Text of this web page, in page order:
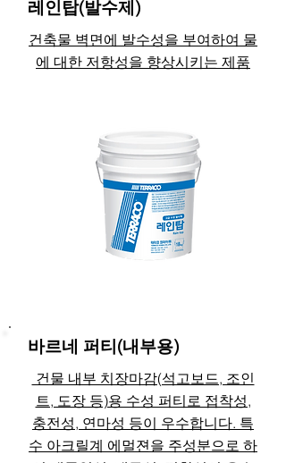
레인탑(발수제)
건축물 벽면에 발수성을 부여하여 물
에 대한 저항성을 향상시키는 제품
바르네 퍼티(내부용)
건물 내부 치장마감(석고보드, 조인
트, 도장 등)용 수성 퍼티로 접착성,
충전성, 연마성 등이 우수합니다. 특
수 아크릴계 에멀젼을 주성분으로 하